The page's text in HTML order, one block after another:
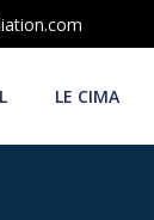
LE CIMA